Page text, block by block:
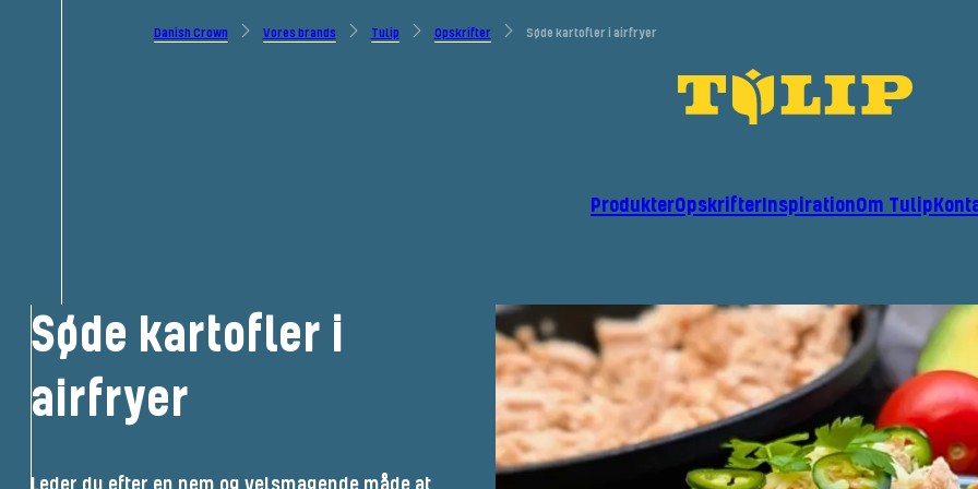
Danish Crown Vores brands Tulip Opskrifter Søde kartofler i airfryer
ProdukterOpskrifterInspirationOm Tulip
Søde kartofler i
airfryer